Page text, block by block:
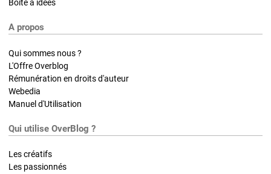
Boite à idées
A propos
Qui sommes nous ?
L'Offre Overblog
Rémunération en droits d'auteur
Webedia
Manuel d'Utilisation
Qui utilise OverBlog ?
Les créatifs
Les passionnés